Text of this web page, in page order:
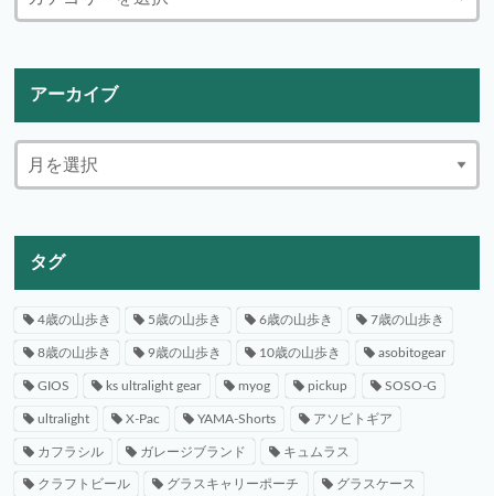
アーカイブ
タグ
4歳の山歩き 5歳の山歩き 6歳の山歩き 7歳の山歩き
8歳の山歩き 9歳の山歩き 10歳の山歩き asobitogear
GIOS ks ultralight gear myog pickup SOSO-G
ultralight X-Pac YAMA-Shorts アソビトギア
カフラシル ガレージブランド キュムラス
クラフトビール グラスキャリーポーチ グラスケース